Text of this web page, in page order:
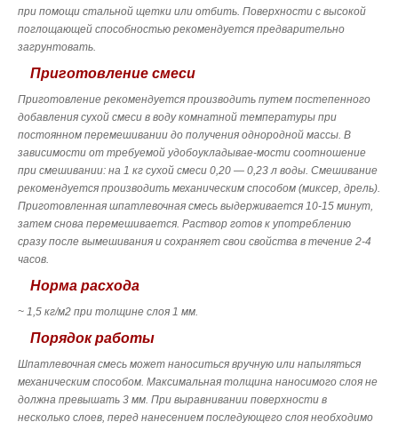
при помощи стальной щетки или отбить. Поверхности с высокой
поглощающей способностью рекомендуется предварительно
загрунтовать.
Приготовление смеси
Приготовление рекомендуется производить путем постепенного
добавления сухой смеси в воду комнатной температуры при
постоянном перемешивании до получения однородной массы. В
зависимости от требуемой удобоукладывае-мости соотношение
при смешивании: на 1 кг сухой смеси 0,20 — 0,23 л воды. Смешивание
рекомендуется производить механическим способом (миксер, дрель).
Приготовленная шпатлевочная смесь выдерживается 10-15 минут,
затем снова перемешивается. Раствор готов к употреблению
сразу после вымешивания и сохраняет свои свойства в течение 2-4
часов.
Норма расхода
~ 1,5 кг/м2 при толщине слоя 1 мм.
Порядок работы
Шпатлевочная смесь может наноситься вручную или напыляться
механическим способом. Максимальная толщина наносимого слоя не
должна превышать 3 мм. При выравнивании поверхности в
несколько слоев, перед нанесением последующего слоя необходимо